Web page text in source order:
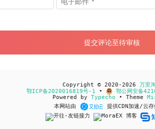
Copyright © 2020-2026 万里
鄂ICP备2020016819号-1 •
鄂公网安备
Powered by Typecho • Theme
本网站由
提供CDN加速/云存